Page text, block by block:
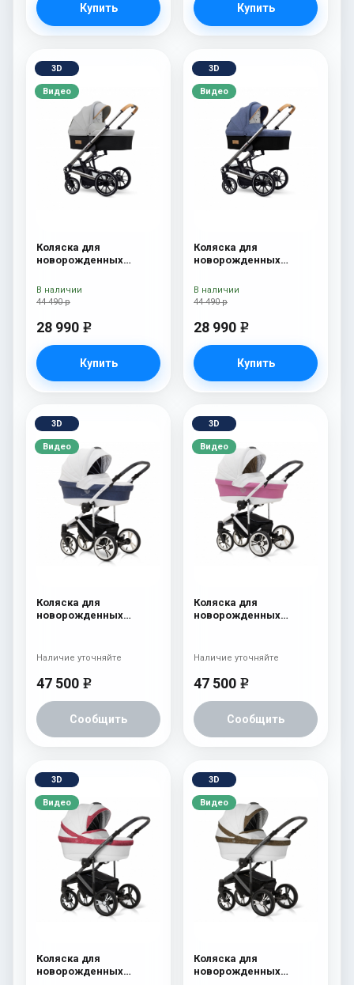
Купить Купить
3D
Видео
Коляска для
новорожденных
44 490 р
28 990 e
Купить
В наличии
3D
Видео
Коляска для
новорожденных
44 490 р
28 990 e
Купить
В наличии
3D
Видео
Коляска для
новорожденных
47 500 e
Сообщить
Наличие уточняйте
3D
Видео
Коляска для
новорожденных
47 500 e
Сообщить
Наличие уточняйте
3D
Видео
Коляска для
новорожденных
3D
Видео
Коляска для
новорожденных